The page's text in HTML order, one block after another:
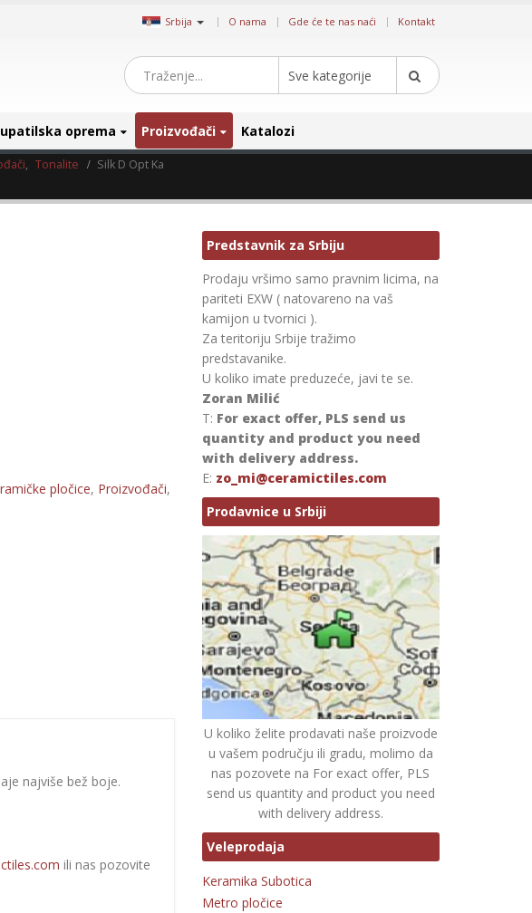
Srbija | O nama Gde će te nas naći Kontakt
Sve kategorije
oprema Proizvođači Katalozi
, Tonalite Silk D Opt Ka
pločice, Proizvođači,
najviše bež boje.
ili nas pozovite
Predstavnik za Srbiju
Prodaju vršimo samo pravnim licima, na
pariteti EXW ( natovareno na vaš
kamijon u tvornici ).
Za teritoriju Srbije tražimo
predstavanike.
U koliko imate preduzeće, javi te se.
Zoran Milić
T: For exact offer, PLS send us
quantity and product you need
with delivery address.
E: zo_mi@ceramictiles.com
Prodavnice u Srbiji
U koliko želite prodavati naše proizvode
u vašem području ili gradu, molimo da
nas pozovete na For exact offer, PLS
send us quantity and product you need
with delivery address.
Veleprodaja
Keramika Subotica
Metro pločice